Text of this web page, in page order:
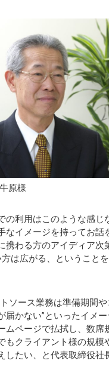
原様
の利用はこのような感じ
なイメージを持ってお話
携わる方のアイディア次
は広がる、ということ
ソース業務は準備期間
届かない”といったイメー
ムページで払拭し、数席
もクライアント様の規模
したい、と代表取締役社